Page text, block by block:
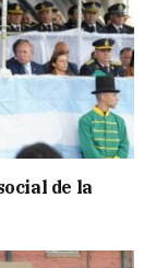
de la